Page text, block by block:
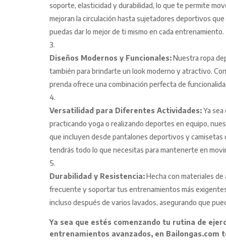
soporte, elasticidad y durabilidad, lo que te permite
mejoran la circulación hasta sujetadores deportivos
puedas dar lo mejor de ti mismo en cada entrenamiento.
Diseños Modernos y Funcionales:Nuestra ropa
también para brindarte un look moderno y atractivo.
prenda ofrece una combinación perfecta de
Versatilidad para Diferentes Actividades:Ya
practicando yoga o realizando deportes en equipo,
que incluyen desde pantalones deportivos y
tendrás todo lo que necesitas para mantenerte en
Durabilidad y Resistencia:Hecha con materiales
frecuente y soportar tus entrenamientos más
incluso después de varios lavados, asegurando que
Ya sea que estés comenzando tu rutina de
entrenamientos avanzados, en